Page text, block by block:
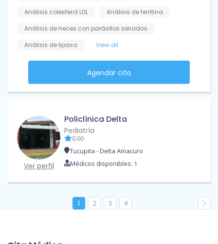
Análisis colesterol LDL
Análisis de ferritina
Análisis de heces con parásitos seriados
Análisis de lipasa
View all
Agendar cita
Ver perfil
Policlínica Delta
Pediatría
0.00
Tucupita - Delta Amacuro
Médicos disponibles: 1
1 2 3 4